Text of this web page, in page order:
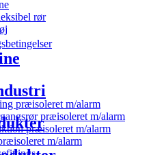
rør
præisoleret m/alarm
præisoleret m/alarm
præisoleret m/alarm
m/alarm